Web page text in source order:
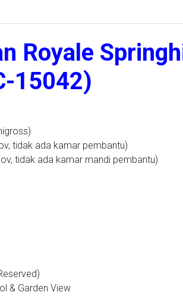
Royale
15042)
tidak ada kamar pembantu)
tidak ada kamar mandi pembantu)
& Garden View